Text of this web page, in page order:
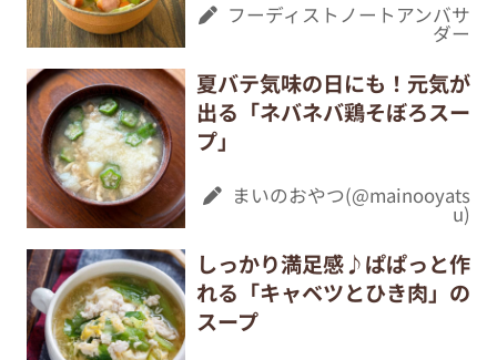
フーディストノートアンバサ
ダー
夏バテ気味の日にも！元気が
出る「ネバネバ鶏そぼろスー
プ」
まいのおやつ(@mainooyats
u)
しっかり満足感♪ぱぱっと作
れる「キャベツとひき肉」の
スープ